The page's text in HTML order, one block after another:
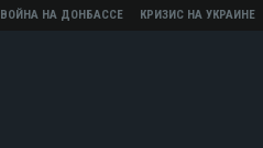
ВОЙНА НА ДОНБАССЕ КРИЗИС НА УКРАИНЕ